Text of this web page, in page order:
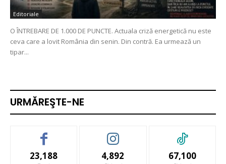
Editoriale
O ÎNTREBARE DE 1.000 DE PUNCTE. Actuala criză energetică nu este
ceva care a lovit România din senin. Din contră. Ea urmează un
tipar...
URMĂREŞTE-NE
23,188 4,892 67,100